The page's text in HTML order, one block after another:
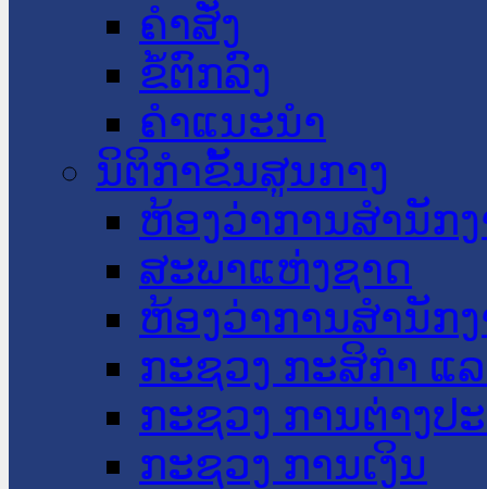
ຄໍາສັ່ງ
ຂໍ້ຕົກລົງ
ຄໍາແນະນໍາ
ນິຕິກໍາຂັ້ນສູນກາງ
ຫ້ອງວ່າການສໍານັກ
ສະພາແຫ່ງຊາດ
ຫ້ອງວ່າການສຳນັກ
ກະຊວງ ກະສິກຳ ແ
ກະຊວງ ການຕ່າງປ
ກະຊວງ ການເງິນ